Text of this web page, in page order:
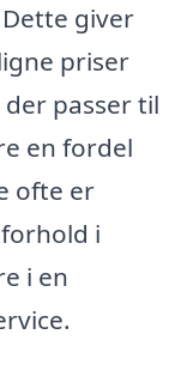
giver
priser
passer til
en fordel
ofte er
i
i en